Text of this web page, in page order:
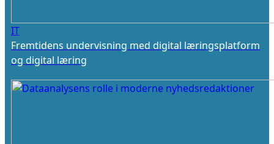
IT
Fremtidens undervisning med digital læringsplatform
og digital læring